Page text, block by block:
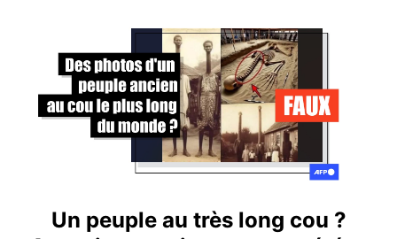
Un peuple au très long cou ?